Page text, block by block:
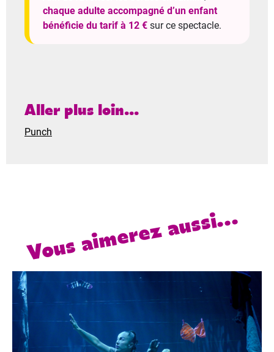
chaque adulte accompagné d’un enfant
bénéficie du tarif à 12 € sur ce spectacle.
Aller plus loin...
Punch
Vous aimerez aussi...